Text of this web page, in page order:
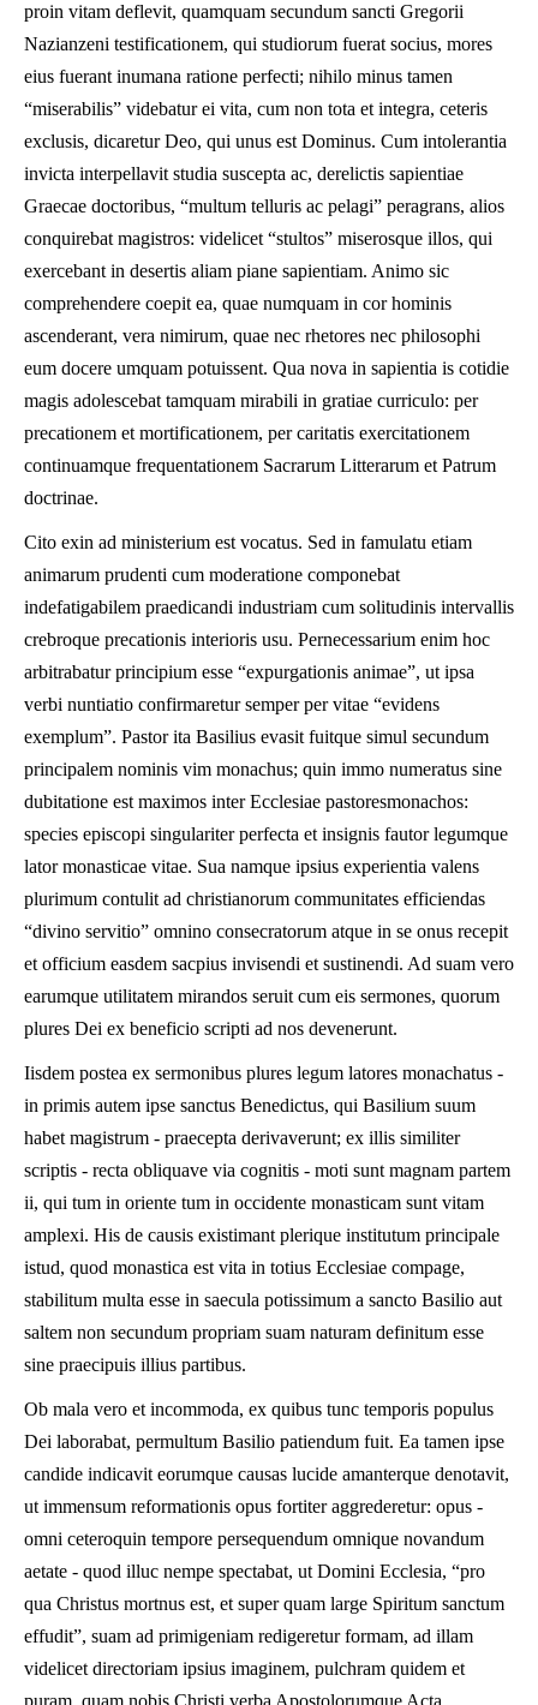
proin vitam deflevit, quamquam secundum sancti Gregorii
Nazianzeni testificationem, qui studiorum fuerat socius, mores
eius fuerant inumana ratione perfecti; nihilo minus tamen
“miserabilis” videbatur ei vita, cum non tota et integra, ceteris
exclusis, dicaretur Deo, qui unus est Dominus. Cum intolerantia
invicta interpellavit studia suscepta ac, derelictis sapientiae
Graecae doctoribus, “multum telluris ac pelagi” peragrans, alios
conquirebat magistros: videlicet “stultos” miserosque illos, qui
exercebant in desertis aliam piane sapientiam. Animo sic
comprehendere coepit ea, quae numquam in cor hominis
ascenderant, vera nimirum, quae nec rhetores nec philosophi
eum docere umquam potuissent. Qua nova in sapientia is cotidie
magis adolescebat tamquam mirabili in gratiae curriculo: per
precationem et mortificationem, per caritatis exercitationem
continuamque frequentationem Sacrarum Litterarum et Patrum
doctrinae.
Cito exin ad ministerium est vocatus. Sed in famulatu etiam
animarum prudenti cum moderatione componebat
indefatigabilem praedicandi industriam cum solitudinis intervallis
crebroque precationis interioris usu. Pernecessarium enim hoc
arbitrabatur principium esse “expurgationis animae”, ut ipsa
verbi nuntiatio confirmaretur semper per vitae “evidens
exemplum”. Pastor ita Basilius evasit fuitque simul secundum
principalem nominis vim monachus; quin immo numeratus sine
dubitatione est maximos inter Ecclesiae pastoresmonachos:
species episcopi singulariter perfecta et insignis fautor legumque
lator monasticae vitae. Sua namque ipsius experientia valens
plurimum contulit ad christianorum communitates efficiendas
“divino servitio” omnino consecratorum atque in se onus recepit
et officium easdem sacpius invisendi et sustinendi. Ad suam vero
earumque utilitatem mirandos seruit cum eis sermones, quorum
plures Dei ex beneficio scripti ad nos devenerunt.
Iisdem postea ex sermonibus plures legum latores monachatus -
in primis autem ipse sanctus Benedictus, qui Basilium suum
habet magistrum - praecepta derivaverunt; ex illis similiter
scriptis - recta obliquave via cognitis - moti sunt magnam partem
ii, qui tum in oriente tum in occidente monasticam sunt vitam
amplexi. His de causis existimant plerique institutum principale
istud, quod monastica est vita in totius Ecclesiae compage,
stabilitum multa esse in saecula potissimum a sancto Basilio aut
saltem non secundum propriam suam naturam definitum esse
sine praecipuis illius partibus.
Ob mala vero et incommoda, ex quibus tunc temporis populus
Dei laborabat, permultum Basilio patiendum fuit. Ea tamen ipse
candide indicavit eorumque causas lucide amanterque denotavit,
ut immensum reformationis opus fortiter aggrederetur: opus -
omni ceteroquin tempore persequendum omnique novandum
aetate - quod illuc nempe spectabat, ut Domini Ecclesia, “pro
qua Christus mortnus est, et super quam large Spiritum sanctum
effudit”, suam ad primigeniam redigeretur formam, ad illam
videlicet directoriam ipsius imaginem, pulchram quidem et
puram, quam nobis Christi verba Apostolorumque Acta